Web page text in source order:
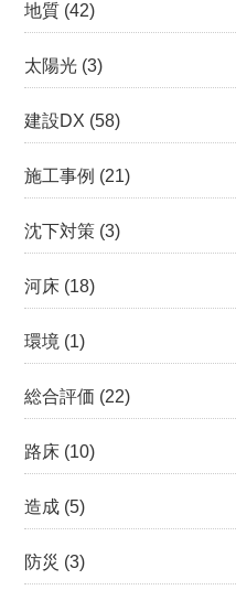
地質 (42)
太陽光 (3)
建設DX (58)
施工事例 (21)
沈下対策 (3)
河床 (18)
環境 (1)
総合評価 (22)
路床 (10)
造成 (5)
防災 (3)